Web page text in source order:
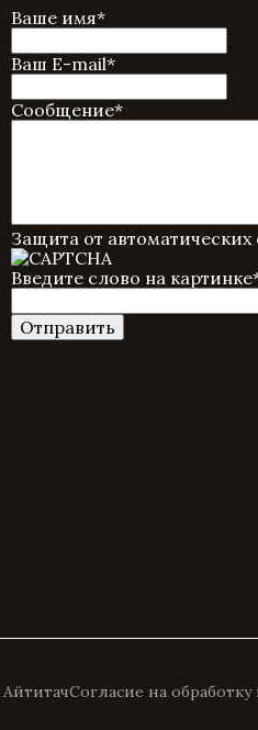
Ваше имя*
Ваш E-mail*
Сообщение*
Защита от
Введите слово на картинке
АйтитачСогласие на